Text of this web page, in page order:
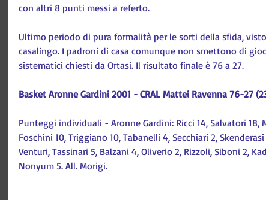
con altri 8 punti messi a referto.
Ultimo periodo di pura formalità per le sorti della sfida,
casalingo. I padroni di casa comunque non smettono di
sistematici chiesti da Ortasi. Il risultato finale è 76 a 27.
Basket Aronne Gardini 2001 - CRAL Mattei Ravenna 76-27
Punteggi individuali - Aronne Gardini: Ricci 14, Salvatori 18,
Foschini 10, Triggiano 10, Tabanelli 4, Secchiari 2,
Venturi, Tassinari 5, Balzani 4, Oliverio 2, Rizzoli, Siboni 2,
Nonyum 5. All. Morigi.